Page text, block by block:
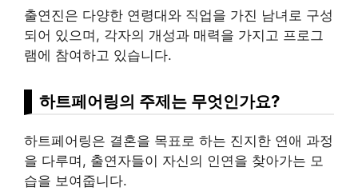
출연진은 다양한 연령대와 직업을 가진 남녀로 구성
되어 있으며, 각자의 개성과 매력을 가지고 프로그
램에 참여하고 있습니다.
하트페어링의 주제는 무엇인가요?
하트페어링은 결혼을 목표로 하는 진지한 연애 과정
을 다루며, 출연자들이 자신의 인연을 찾아가는 모
습을 보여줍니다.